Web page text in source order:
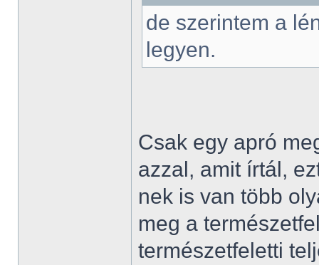
de szerintem a
legyen.
Csak egy apró
azzal, amit írtál,
nek is van több
meg a
természetfeletti